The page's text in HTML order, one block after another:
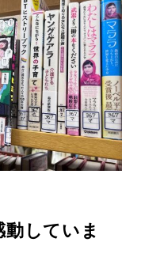
していま